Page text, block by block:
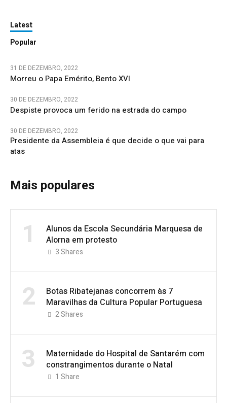
Latest
Popular
31 DE DEZEMBRO, 2022
Morreu o Papa Emérito, Bento XVI
30 DE DEZEMBRO, 2022
Despiste provoca um ferido na estrada do campo
30 DE DEZEMBRO, 2022
Presidente da Assembleia é que decide o que vai para
atas
Mais populares
1
Alunos da Escola Secundária Marquesa de
Alorna em protesto
3Shares
2
Botas Ribatejanas concorrem às 7
Maravilhas da Cultura Popular Portuguesa
2Shares
3
Maternidade do Hospital de Santarém com
constrangimentos durante o Natal
1 Share